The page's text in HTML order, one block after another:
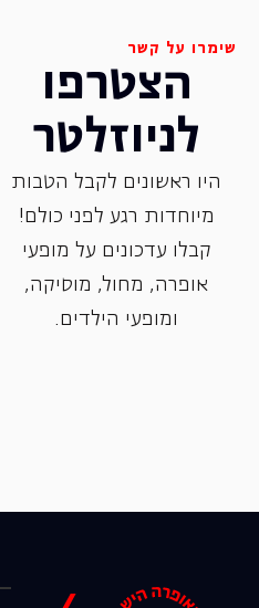
שימרו על קשר
הצטרפו
לניוזלטר
היו ראשונים לקבל הטבות
מיוחדות רגע לפני כולם!
קבלו עדכונים על מופעי
אופרה, ‏מחול, ‏מוסיקה,
ומופעי הילדים.